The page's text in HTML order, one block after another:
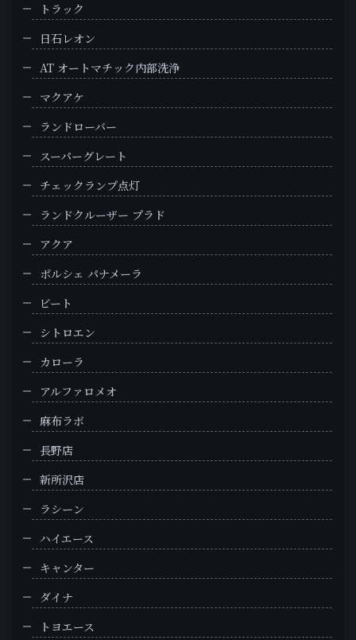
トラック
日石レオン
AT オートマチック内部洗浄
マクアケ
ランドローバー
スーパーグレート
チェックランプ点灯
ランドクルーザー プラド
アクア
ポルシェ パナメーラ
ビート
シトロエン
カローラ
アルファロメオ
麻布ラボ
長野店
新所沢店
ラシーン
ハイエース
キャンター
ダイナ
トヨエース